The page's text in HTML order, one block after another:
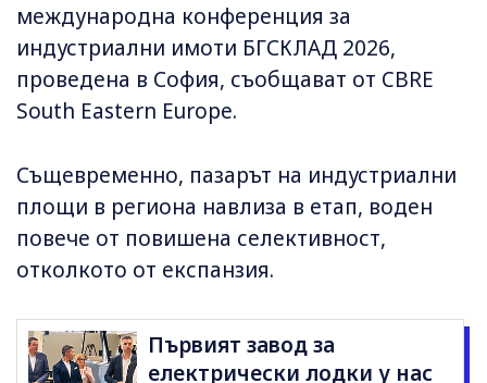
международна конференция за
индустриални имоти БГСКЛАД 2026,
проведена в София, съобщават от CBRE
South Eastern Europe.
Същевременно, пазарът на индустриални
площи в региона навлиза в етап, воден
повече от повишена селективност,
отколкото от експанзия.
Първият завод за
електрически лодки у нас